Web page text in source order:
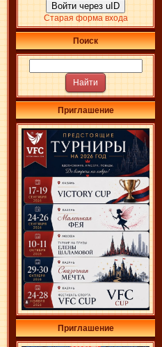
Войти через uID
Старая форма входа
Поиск
Приглашение
Приглашение